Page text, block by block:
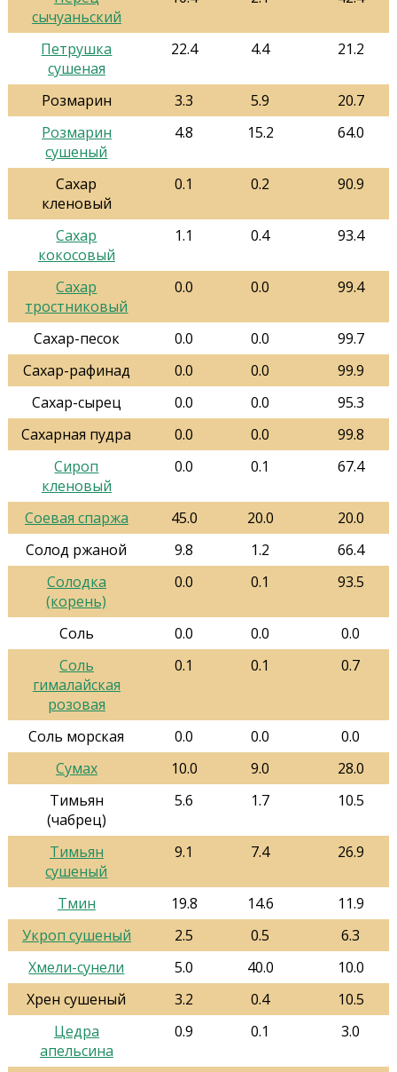
сычуаньский
Петрушка
сушеная
22.4 4.4 21.2
Розмарин 3.3 5.9
20.7
Розмарин
сушеный
4.8 15.2 64.0
Сахар
кленовый
0.1 0.2 90.9
Сахар
кокосовый
1.1 0.4 93.4
Сахар
тростниковый
0.0 0.0 99.4
Сахар-песок 0.0 0.0
99.7
Сахар-рафинад
0.0 0.0
99.9
Сахар-сырец
0.0 0.0
95.3
Сахарная пудра
0.0 0.0
99.8
Сироп
кленовый
0.0 0.1 67.4
Соевая спаржа 45.0 20.0
20.0
Солод ржаной
9.8 1.2
66.4
Солодка
(корень)
0.0 0.1 93.5
Соль 0.0 0.0
0.0
Соль
гималайская
розовая
0.1 0.1 0.7
Соль морская 0.0 0.0
0.0
Сумах
10.0 9.0
28.0
Тимьян
(чабрец)
5.6 1.7 10.5
Тимьян
сушеный
9.1 7.4 26.9
Тмин 19.8 14.6
11.9
Укроп сушеный
2.5 0.5
6.3
Хмели-сунели
5.0 40.0
10.0
Хрен сушеный
3.2 0.4
10.5
Цедра
апельсина
0.9 0.1 3.0